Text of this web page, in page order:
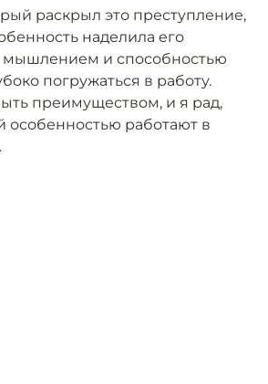
раскрыл это преступление,
наделила его
мышлением и способностью
погружаться в работу.
преимуществом, и я рад,
особенностью работают в